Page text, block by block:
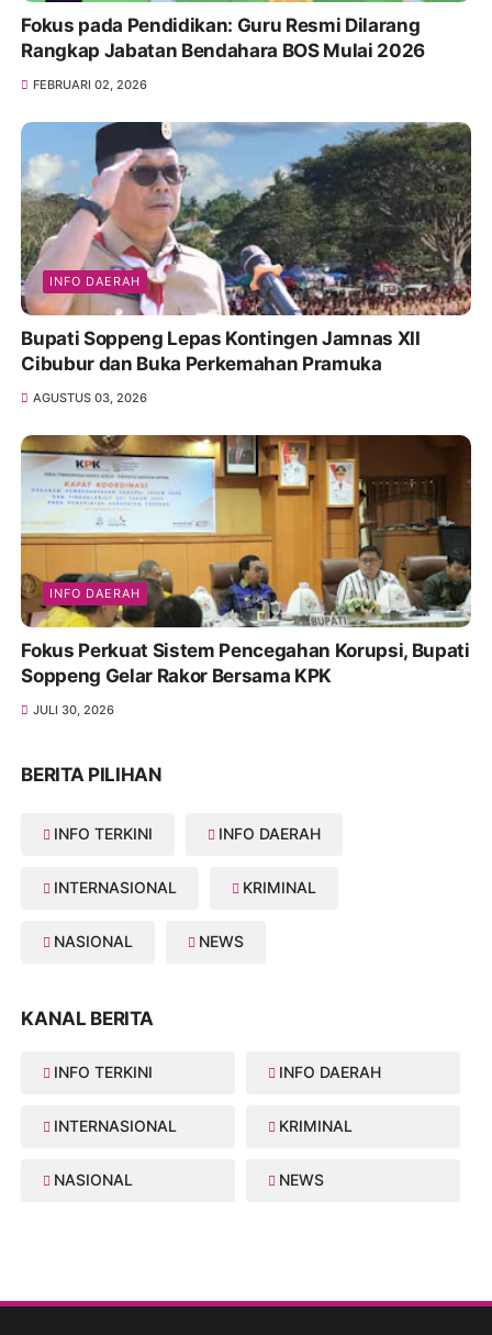
Fokus pada Pendidikan: Guru Resmi Dilarang
Rangkap Jabatan Bendahara BOS Mulai 2026
FEBRUARI 02, 2026
INFO DAERAH
Bupati Soppeng Lepas Kontingen Jamnas XII
Cibubur dan Buka Perkemahan Pramuka
AGUSTUS 03, 2026
INFO DAERAH
Fokus Perkuat Sistem Pencegahan Korupsi, Bupati
Soppeng Gelar Rakor Bersama KPK
JULI 30, 2026
BERITA PILIHAN
INFO TERKINI INFO DAERAH
INTERNASIONAL KRIMINAL
NASIONAL NEWS
KANAL BERITA
INFO TERKINI INFO DAERAH
INTERNASIONAL KRIMINAL
NASIONAL NEWS